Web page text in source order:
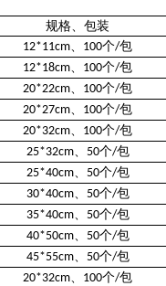
规格、包装
12*11cm、 100个/包
12*18cm、 100个/包
20*22cm、 100个/包
20*27cm、 100个/包
20*32cm、 100个/包
25*32cm、 50个/包
25*40cm、 50个/包
30*40cm、 50个/包
35*40cm、 50个/包
40*50cm、 50个/包
45*55cm、 50个/包
20*32cm、 100个/包